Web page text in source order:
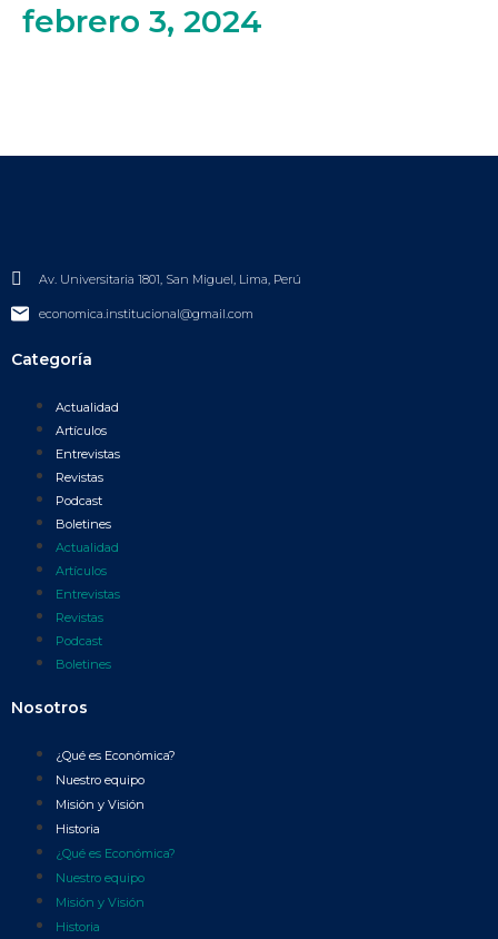
febrero 3, 2024
Av. Universitaria 1801, San Miguel, Lima, Perú
economica.institucional@gmail.com
Categoría
Actualidad
Artículos
Entrevistas
Revistas
Podcast
Boletines
Actualidad
Artículos
Entrevistas
Revistas
Podcast
Boletines
Nosotros
¿Qué es Económica?
Nuestro equipo
Misión y Visión
Historia
¿Qué es Económica?
Nuestro equipo
Misión y Visión
Historia